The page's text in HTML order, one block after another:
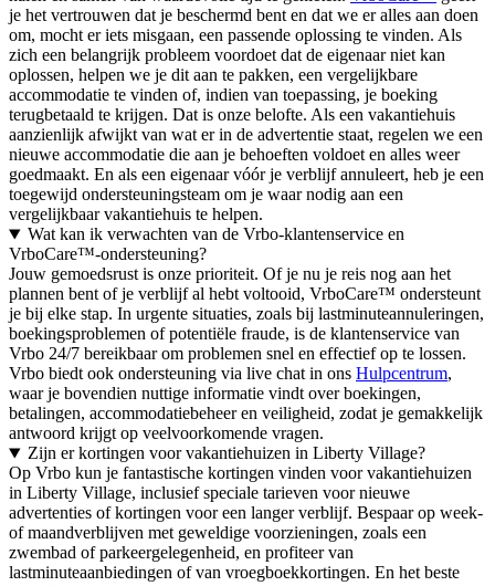
je het vertrouwen dat je beschermd bent en dat we er alles aan doen
om, mocht er iets misgaan, een passende oplossing te vinden. Als
zich een belangrijk probleem voordoet dat de eigenaar niet kan
oplossen, helpen we je dit aan te pakken, een vergelijkbare
accommodatie te vinden of, indien van toepassing, je boeking
terugbetaald te krijgen. Dat is onze belofte. Als een vakantiehuis
aanzienlijk afwijkt van wat er in de advertentie staat, regelen we een
nieuwe accommodatie die aan je behoeften voldoet en alles weer
goedmaakt. En als een eigenaar vóór je verblijf annuleert, heb je een
toegewijd ondersteuningsteam om je waar nodig aan een
vergelijkbaar vakantiehuis te helpen.
Wat kan ik verwachten van de Vrbo-klantenservice en
VrboCare™-ondersteuning?
Jouw gemoedsrust is onze prioriteit. Of je nu je reis nog aan het
plannen bent of je verblijf al hebt voltooid, VrboCare™ ondersteunt
je bij elke stap. In urgente situaties, zoals bij lastminuteannuleringen,
boekingsproblemen of potentiële fraude, is de klantenservice van
Vrbo 24/7 bereikbaar om problemen snel en effectief op te lossen.
Vrbo biedt ook ondersteuning via live chat in ons Hulpcentrum,
waar je bovendien nuttige informatie vindt over boekingen,
betalingen, accommodatiebeheer en veiligheid, zodat je gemakkelijk
antwoord krijgt op veelvoorkomende vragen.
Zijn er kortingen voor vakantiehuizen in Liberty Village?
Op Vrbo kun je fantastische kortingen vinden voor vakantiehuizen
in Liberty Village, inclusief speciale tarieven voor nieuwe
advertenties of kortingen voor een langer verblijf. Bespaar op week-
of maandverblijven met geweldige voorzieningen, zoals een
zwembad of parkeergelegenheid, en profiteer van
lastminuteaanbiedingen of van vroegboekkortingen. En het beste